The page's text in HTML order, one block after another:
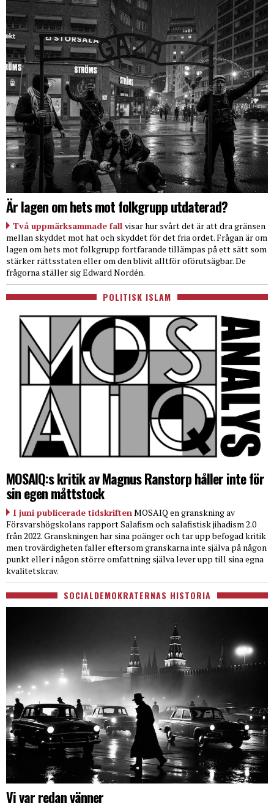
Är lagen om hets mot folkgrupp utdaterad?
Två uppmärksammade fall visar hur svårt det är att dra gränsen
mellan skyddet mot hat och skyddet för det fria ordet. Frågan är om
lagen om hets mot folkgrupp fortfarande tillämpas på ett sätt som
stärker rättsstaten eller om den blivit alltför oförutsägbar. De
frågorna ställer sig Edward Nordén.
POLITISK ISLAM
MOSAIQ:s kritik av Magnus Ranstorp håller inte för
sin egen måttstock
I juni publicerade tidskriftenMOSAIQ en granskning av
Försvarshögskolans rapport Salafism och salafistisk jihadism 2.0
från 2022. Granskningen har sina poänger och tar upp befogad kritik
men trovärdigheten faller eftersom granskarna inte själva på någon
punkt eller i någon större omfattning själva lever upp till sina egna
kvalitetskrav.
SOCIALDEMOKRATERNAS HISTORIA
Vi var redan vänner